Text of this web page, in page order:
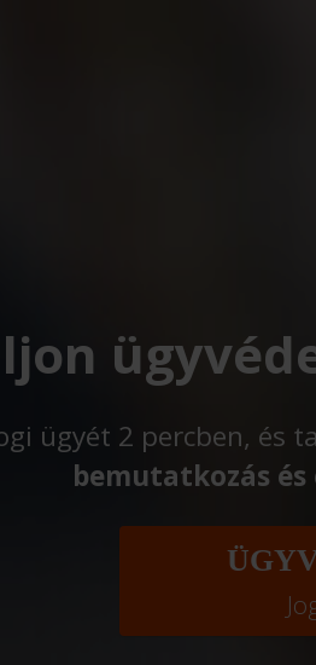
ügyét 2 percben, és
bemutatkozás